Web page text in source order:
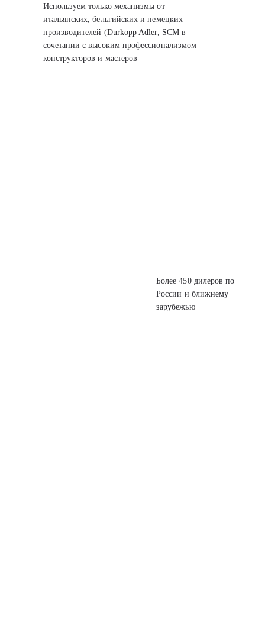
Используем только механизмы от
итальянских, бельгийскихи немецких
производителей (Durkopp Adler, SCM в
сочетании с высоким профессионализмом
конструкторов и мастеров
Более 450 дилеровпо
России и ближнему
зарубежью